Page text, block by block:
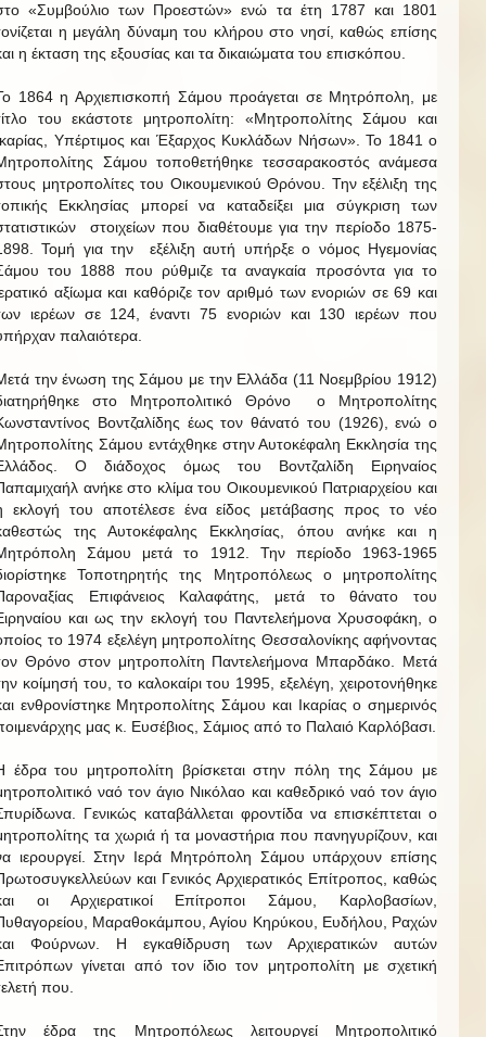
«Συμβούλιο των Προεστών» ενώ τα έτη 1787 και 1801
η μεγάλη δύναμη του κλήρου στο νησί, καθώς επίσης
η έκταση της εξουσίας και τα δικαιώματα του επισκόπου.
1864 η Αρχιεπισκοπή Σάμου προάγεται σε Μητρόπολη, με
του εκάστοτε μητροπολίτη: «Μητροπολίτης Σάμου και
Υπέρτιμος και Έξαρχος Κυκλάδων Νήσων». Το 1841 ο
Σάμου τοποθετήθηκε τεσσαρακοστός ανάμεσα
μητροπολίτες του Οικουμενικού Θρόνου. Την εξέλιξη της
Εκκλησίας μπορεί να καταδείξει μια σύγκριση των
στοιχείων που διαθέτουμε για την περίοδο 1875-
Τομή για την εξέλιξη αυτή υπήρξε ο νόμος Ηγεμονίας
του 1888 που ρύθμιζε τα αναγκαία προσόντα για το
αξίωμα και καθόριζε τον αριθμό των ενοριών σε 69 και
ιερέων σε 124, έναντι 75 ενοριών και 130 ιερέων που
παλαιότερα.
την ένωση της Σάμου με την Ελλάδα (11 Νοεμβρίου 1912)
στο Μητροπολιτικό Θρόνο ο Μητροπολίτης
Βοντζαλίδης έως τον θάνατό του (1926), ενώ ο
Σάμου εντάχθηκε στην Αυτοκέφαλη Εκκλησία της
Ο διάδοχος όμως του Βοντζαλίδη Ειρηναίος
ανήκε στο κλίμα του Οικουμενικού Πατριαρχείου και
εκλογή του αποτέλεσε ένα είδος μετάβασης προς το νέο
της Αυτοκέφαλης Εκκλησίας, όπου ανήκε και η
Σάμου μετά το 1912. Την περίοδο 1963-1965
Τοποτηρητής της Μητροπόλεως ο μητροπολίτης
Επιφάνειος Καλαφάτης, μετά το θάνατο του
και ως την εκλογή του Παντελεήμονα Χρυσοφάκη, ο
το 1974 εξελέγη μητροπολίτης Θεσσαλονίκης αφήνοντας
Θρόνο στον μητροπολίτη Παντελεήμονα Μπαρδάκο. Μετά
κοίμησή του, το καλοκαίρι του 1995, εξελέγη, χειροτονήθηκε
ενθρονίστηκε Μητροπολίτης Σάμου και Ικαρίας ο σημερινός
μας κ. Ευσέβιος, Σάμιος από το Παλαιό Καρλόβασι.
έδρα του μητροπολίτη βρίσκεται στην πόλη της Σάμου με
ναό τον άγιο Νικόλαο και καθεδρικό ναό τον άγιο
Γενικώς καταβάλλεται φροντίδα να επισκέπτεται ο
τα χωριά ή τα μοναστήρια που πανηγυρίζουν, και
ιερουργεί. Στην Ιερά Μητρόπολη Σάμου υπάρχουν επίσης
και Γενικός Αρχιερατικός Επίτροπος, καθώς
οι Αρχιερατικοί Επίτροποι Σάμου, Καρλοβασίων,
Μαραθοκάμπου, Αγίου Κηρύκου, Ευδήλου, Ραχών
Φούρνων. Η εγκαθίδρυση των Αρχιερατικών αυτών
γίνεται από τον ίδιο τον μητροπολίτη με σχετική
που.
έδρα της Μητροπόλεως λειτουργεί Μητροπολιτικό